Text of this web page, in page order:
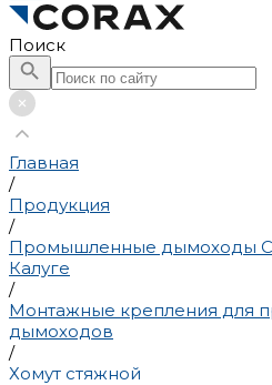
Поиск
Главная
/
Продукция
/
Промышленные дымоходы
Калуге
/
Монтажные крепления для
дымоходов
/
Хомут стяжной